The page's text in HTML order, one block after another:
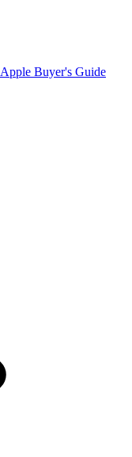
Apple Buyer's Guide